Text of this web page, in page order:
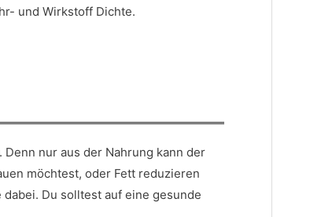
und Wirkstoff Dichte.
nur aus der Nahrung kann der
möchtest, oder Fett reduzieren
Du solltest auf eine gesunde